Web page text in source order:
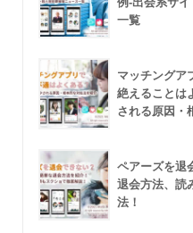
一覧
マッチングア
絶えることは
される原因・
ペアーズを退
退会方法、読
法！